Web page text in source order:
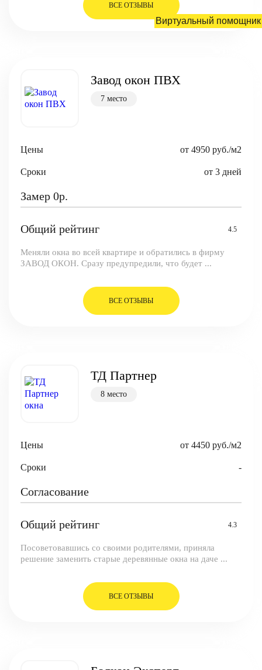
ВСЕ ОТЗЫВЫ
Завод окон ПВХ
7 место
Цены от 4950 руб./м2
Сроки от 3 дней
Замер 0р.
Общий рейтинг 4.5
Меняли окна во всей квартире и обратились в фирму
ЗАВОД ОКОН. Сразу предупредили, что будет ...
ВСЕ ОТЗЫВЫ
ТД Партнер
8 место
Цены от 4450 руб./м2
Сроки -
Согласование
Общий рейтинг 4.3
Посоветовавшись со своими родителями, приняла
решение заменить старые деревянные окна на даче ...
ВСЕ ОТЗЫВЫ
Виртуальный помощник